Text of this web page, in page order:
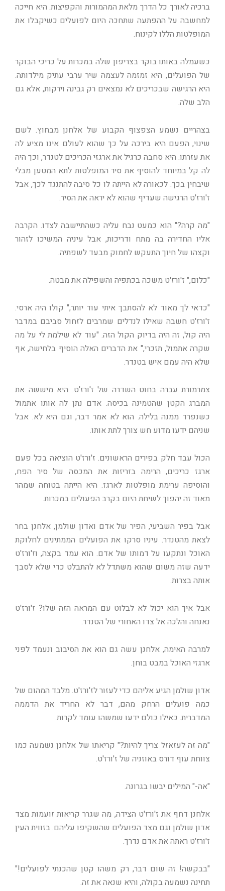
ברכיה לאורך כל הדרך מלאת המהמורות והקפיצות. היא חייכה
למחשבה על ההפתעה שתחכה היום לפועלים כשיקבלו את
המופלטות הללו לקינוח.
כשעמלה באותו בוקר בצריפון שלה במכרות על כריכי הבוקר
של הפועלים, היא זמזמה לעצמה שיר ערבי עתיק מילדותה.
היא הרגישה שבכריכים לא נמצאים רק גבינה וירקות, אלא גם
הלב שלה.
בצהריים נשמע הצפצוף הקבוע של אלחנן מבחוץ. לשם
שינוי, הפעם היא בירכה על כך שהוא לעולם אינו מציע לה
את עזרתו. היא סחבה כרגיל את ארגזי הכריכים לטנדר, וכך היה
לה קל במיוחד להוסיף את סיר המופלטות לתא המטען מבלי
שיבחין בכך. לכאורה לא הייתה לו כל סיבה להתנגד לכך, אבל
ז'ורז'ט הרגישה שעדיף שהוא לא יראה את הסיר.
"מה קרה?" הוא כמעט נבח עליה כשהתיישבה לצדו. הקרבה
אליו החדירה בה מתח ודריכות, אבל עיניה המשיכו לזהור
וקצהו של חיוך התעקש לחמוק מבעד לשפתיה.
"כלום," ז'ורז'ט משכה בכתפיה והשפילה את מבטה.
"כדאי לך מאוד לא להסתבך איתי עוד יותר," קולו היה ארסי.
ז'ורז'ט חשבה שאילו לנדלים שמרבים לזחול סביבם במדבר
היה קול, זה היה בדיוק הקול הזה. "עוד לא שילמת לי על מה
שקרה אתמול, תזכרי," את הדברים האלה הוסיף בלחישה, אף
שלא היה עמם איש בטנדר.
צמרמורת עברה בחוט השדרה של ז'ורז'ט. היא מיששה את
המברג הקטן שהטמינה בכיסה. אדם נתן לה אותו אתמול
כשנפרד ממנה בלילה. הוא לא אמר דבר, וגם היא לא. אבל
שניהם ידעו מדוע חש צורך לתת אותו.
הכול עבד חלק בפירים הראשונים. ז'ורז'ט הוציאה בכל פעם
ארגז כריכים, הרימה בזריזות את המכסה של סיר הפח,
והוסיפה ערימת מופלטות לארגז. היא הייתה בטוחה שמהר
מאוד זה יהפוך לשיחת היום בקרב הפעולים במכרות.
אבל בפיר השביעי, הפיר של אדם ואדון שולמן, אלחנן בחר
לצאת מהטנדר. עיניו סרקו את הפועלים הממתינים לחלוקת
האוכל ונתקעו על דמותו של אדם. הוא עמד בקצה, וז'ורז'ט
ידעה שזה משום שהוא משתדל לא להתבלט כדי שלא לסבך
אותה בצרות.
אבל איך הוא יכול לא לבלוט עם המראה הזה שלו? ז'ורז'ט
נאנחה והלכה אל צדו האחורי של הטנדר.
למרבה האימה, אלחנן עשה גם הוא את הסיבוב ונעמד לפני
ארגזי האוכל במבט בוחן.
אדון שולמן הגיע אליהם כדי לעזור לז'ורז'ט. מלבד המהום של
כמה פועלים הרחק מהם, דבר לא החריד את הדממה
המדברית. כאילו כולם ידעו שמשהו עומד לקרות.
"מה זה לעזאזל צריך להיות?" קריאתו של אלחנן נשמעה כמו
צווחת עוף דורס באוזניה של ז'ורז'ט.
"אה-" המילים יבשו בגרונה.
אלחנן דחף את ז'ורז'ט הצידה, מה שגרר קריאות זועמות מצד
אדון שולמן וגם מצד הפועלים שהשקיפו עליהם. בזווית העין
ז'ורז'ט ראתה את אדם נדרך.
"בבקשה! זה שום דבר, רק משהו קטן שהכנתי לפועלים!"
תחינה נשמעה בקולה, והיא שנאה את זה.